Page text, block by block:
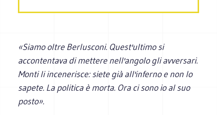
«Siamo oltre Berlusconi. Quest'ultimo si
accontentava di mettere nell'angolo gli avversari.
Monti li incenerisce: siete già all'inferno e non lo
sapete. La politica è morta. Ora ci sono io al suo
posto».